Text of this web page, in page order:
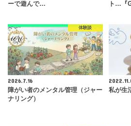
ーで遊んで…
ト…『
体験談
2026.7.16
障がい者のメンタル管理（ジャー
ナリング）
私が生